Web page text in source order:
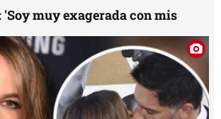
'Soy muy exagerada con mis